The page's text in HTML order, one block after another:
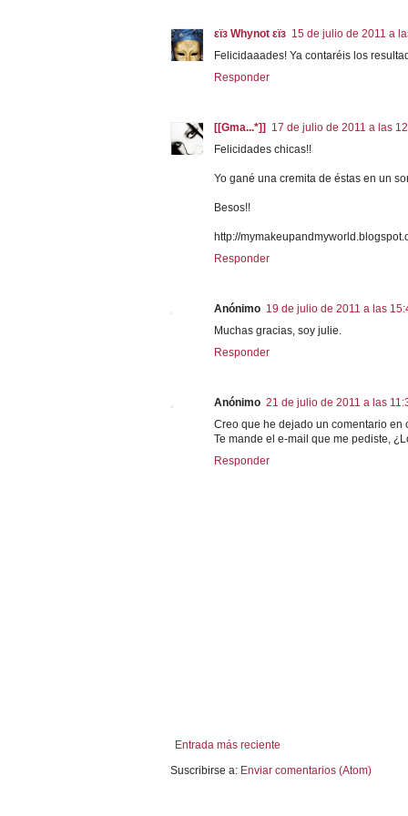
εϊз Whynot εϊз 15 de julio de 2011 a
Felicidaaades! Ya contaréis los
Responder
[[Gma...*]] 17 de julio de 2011 a las
Felicidades chicas!!
Yo gané una cremita de éstas en un
Besos!!
http://
Responder
Anónimo 19 de julio de 2011 a las
Muchas gracias, soy julie.
Responder
Anónimo 21 de julio de 2011 a las
Creo que he dejado un comentario en
Te mande el e-mail que me pediste,
Responder
Entrada más reciente
Suscribirse a: Enviar comentarios (Atom)